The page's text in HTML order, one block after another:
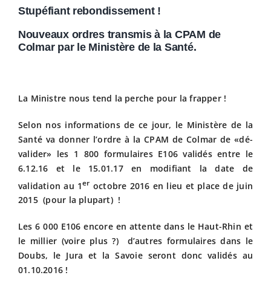
Stupéfiant rebondissement !
Nouveaux ordres transmis à la CPAM de
Colmar par le Ministère de la Santé.
La Ministre nous tend la perche pour la frapper !
Selon nos informations de ce jour, le Ministère de la
Santé va donner l’ordre à la CPAM de Colmar de «dé-
valider» les 1 800 formulaires E106 validés entre le
6.12.16 et le 15.01.17 en modifiant la date de
validation au 1er octobre 2016 en lieu et place de juin
2015 (pour la plupart) !
Les 6 000 E106 encore en attente dans le Haut-Rhin et
le millier (voire plus ?) d’autres formulaires dans le
Doubs, le Jura et la Savoie seront donc validés au
01.10.2016 !